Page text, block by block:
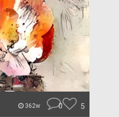
362w 0 5